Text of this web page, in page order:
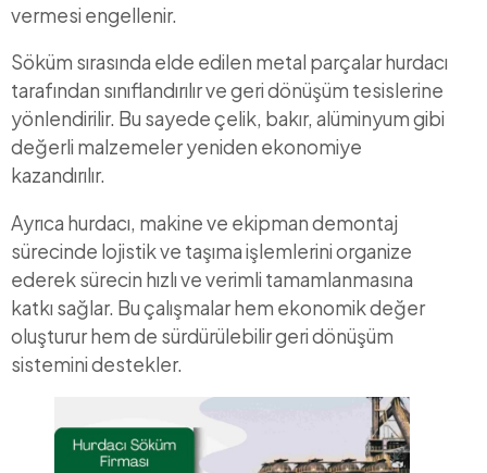
vermesi engellenir.
Söküm sırasında elde edilen metal parçalar hurdacı
tarafından sınıflandırılır ve geri dönüşüm tesislerine
yönlendirilir. Bu sayede çelik, bakır, alüminyum gibi
değerli malzemeler yeniden ekonomiye
kazandırılır.
Ayrıca hurdacı, makine ve ekipman demontaj
sürecinde lojistik ve taşıma işlemlerini organize
ederek sürecin hızlı ve verimli tamamlanmasına
katkı sağlar. Bu çalışmalar hem ekonomik değer
oluşturur hem de sürdürülebilir geri dönüşüm
sistemini destekler.